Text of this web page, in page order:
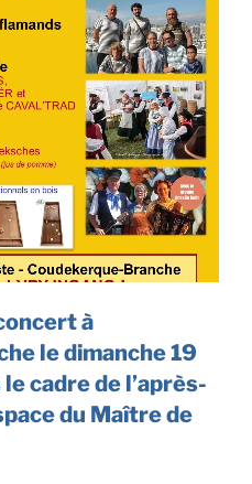
à
le dimanche 19
cadre de l’après-
du Maître de